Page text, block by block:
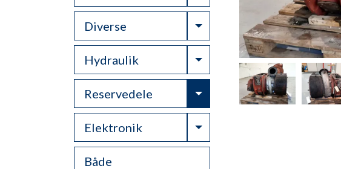
Diverse Toggle Dropdown
Hydraulik Toggle Dropdown
Reservedele Toggle Dropdown
Elektronik Toggle Dropdown
Både